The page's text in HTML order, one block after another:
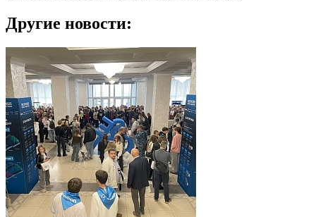
Другие новости: